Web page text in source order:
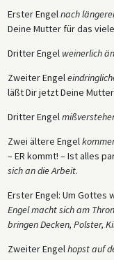
Erster Engelnach
Deine Mutter für das
Dritter Engel weinerlich
Zweiter Engel
läßt Dir jetzt Deine
Dritter Engel
Zwei ältere Engel
– ER kommt! – Ist alles
sich an die Arbeit.
Erster Engel: Um Gottes
Engel macht sich am
bringen Decken, Polster,
Zweiter Engelhopst auf